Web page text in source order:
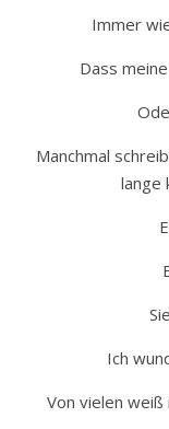
Immer
Dass
Manchmal
lange
Ich
Von vielen